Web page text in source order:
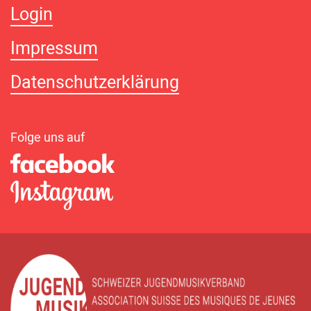
Login
Impressum
Datenschutzerklärung
Folge uns auf